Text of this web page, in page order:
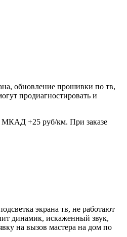
обновление прошивки по тв,
продиагностировать и
МКАД +25 руб/км. При заказе
экрана тв, не работают
динамик, искаженный звук,
на вызов мастера на дом по